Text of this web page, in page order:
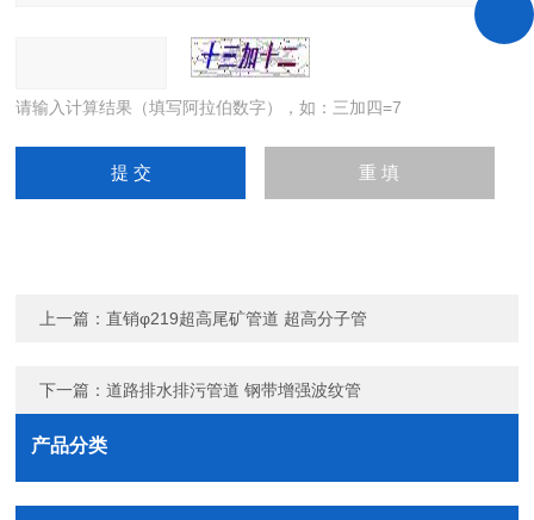
请输入计算结果（填写阿拉伯数字），如：三加四=7
上一篇：直销φ219超高尾矿管道 超高分子管
下一篇：道路排水排污管道 钢带增强波纹管
产品分类